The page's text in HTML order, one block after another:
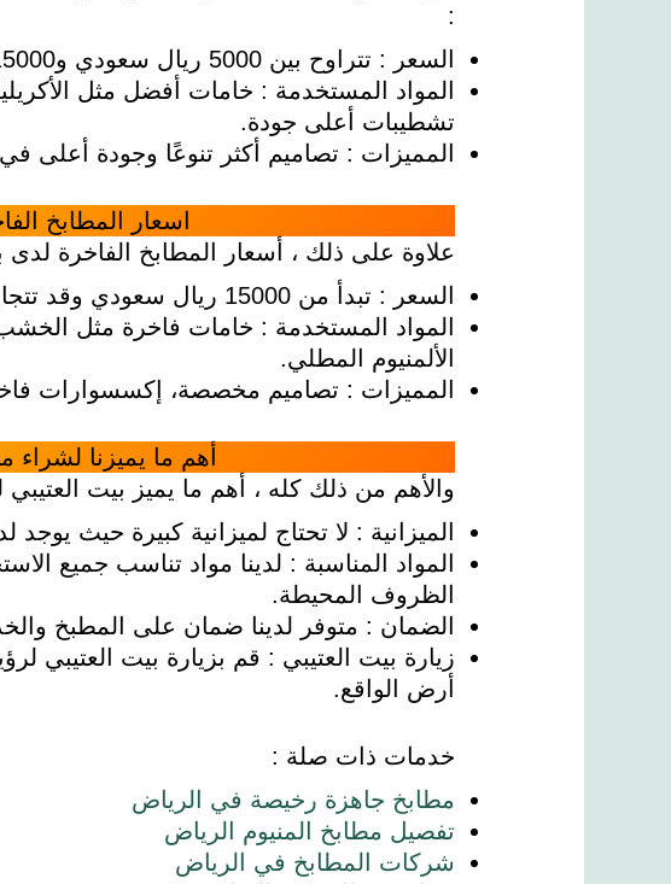
:
السعر : تتراوح بين 5000 ريال سعودي و15000 ريال سعودي.
المواد المستخدمة : خامات أفضل مثل
تشطيبات أعلى جودة.
المميزات : تصاميم أكثر تنوعًا وجودة أعلى
اسعار المطابخ
علاوة على ذلك ، أسعار المطابخ الفاخرة لدى
السعر : تبدأ من 15000 ريال سعودي وقد تتجاوز 50000 ريال سعودي.
المواد المستخدمة : خامات فاخرة مثل
الألمنيوم المطلي.
المميزات : تصاميم مخصصة، إكسسوارات
أهم ما يميزنا
والأهم من ذلك كله ، أهم ما يميز بيت
الميزانية : لا تحتاج لميزانية كبيرة حيث يوجد
المواد المناسبة : لدينا مواد تناسب جميع
الظروف المحيطة.
الضمان : متوفر لدينا ضمان على المطبخ
زيارة بيت العتيبي : قم بزيارة بيت العتيبي
أرض الواقع.
خدمات ذات صلة :
مطابخ جاهزة رخيصة في الرياض
تفصيل مطابخ المنيوم الرياض
شركات المطابخ في الرياض